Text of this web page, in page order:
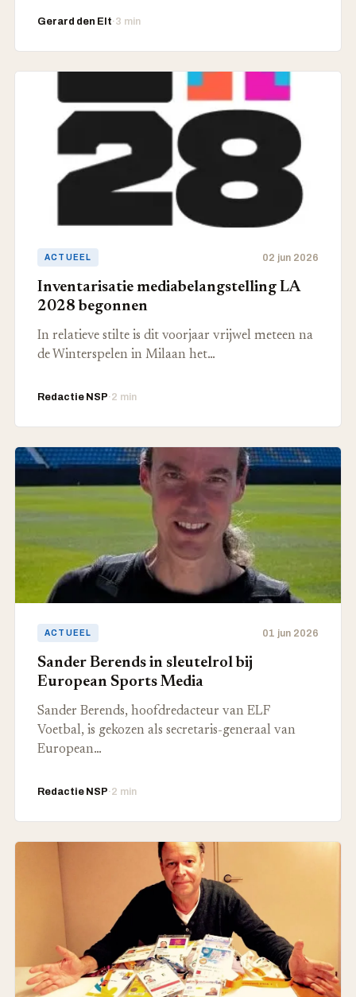
Gerard den Elt·3 min
ACTUEEL 02 jun 2026
Inventarisatie mediabelangstelling LA
2028 begonnen
In relatieve stilte is dit voorjaar vrijwel meteen na
de Winterspelen in Milaan het…
Redactie NSP·2 min
ACTUEEL 01 jun 2026
Sander Berends in sleutelrol bij
European Sports Media
Sander Berends, hoofdredacteur van ELF
Voetbal, is gekozen als secretaris-generaal van
European…
Redactie NSP·2 min